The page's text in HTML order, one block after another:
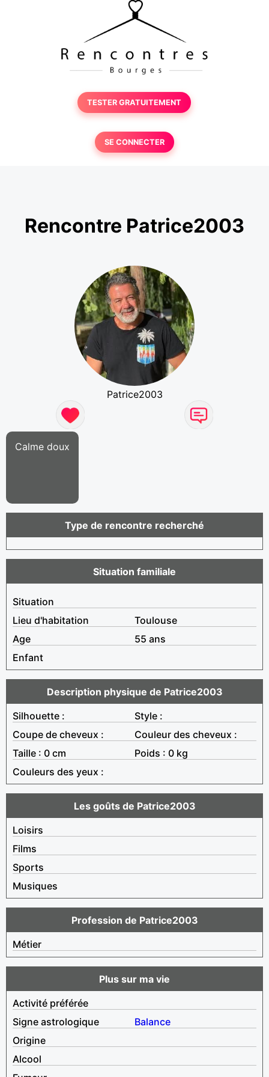
TESTER GRATUITEMENT
SE CONNECTER
Rencontre Patrice2003
Patrice2003
Calme doux
Type de rencontre recherché
Situation familiale
Situation
Lieu d'habitation
Toulouse
Age
55 ans
Enfant
Description physique de Patrice2003
Silhouette :
Style :
Coupe de cheveux :
Couleur des cheveux :
Taille : 0 cm
Poids : 0 kg
Couleurs des yeux :
Les goûts de Patrice2003
Loisirs
Films
Sports
Musiques
Profession de Patrice2003
Métier
Plus sur ma vie
Activité préférée
Signe astrologique
Balance
Origine
Alcool